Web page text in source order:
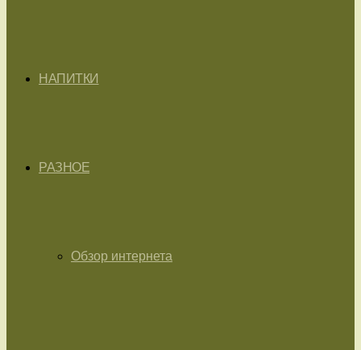
НАПИТКИ
РАЗНОЕ
Обзор интернета